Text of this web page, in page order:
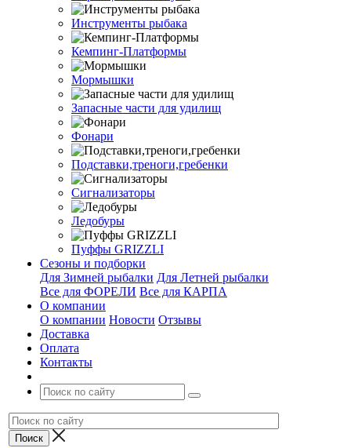
Инструменты рыбака
Кемпинг-Платформы
Мормышки
Запасные части для удилищ
Фонари
Подставки,треноги,гребенки
Сигнализаторы
Ледобуры
Пуффы GRIZZLI
Сезоны и подборки
Для Зимней рыбалки Для Летней рыбалки
Все для ФОРЕЛИ Все для КАРПА
О компании
О компании Новости Отзывы
Доставка
Оплата
Контакты